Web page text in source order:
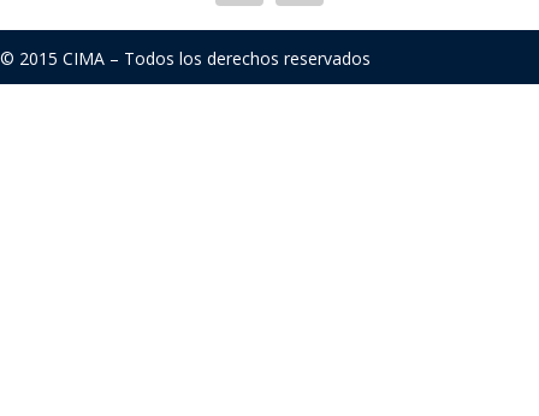
© 2015 CIMA – Todos los derechos reservados